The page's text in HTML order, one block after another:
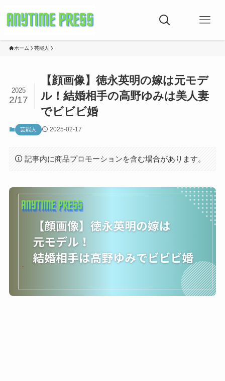
ホーム 芸能人
【顔画像】徳永英明の嫁は元モデ
ル！結婚相手の高野ゆみは美人妻
でビビビ婚
2025
2/17
芸能人 2025-02-17
記事内に商品プロモーションを含む場合があります。